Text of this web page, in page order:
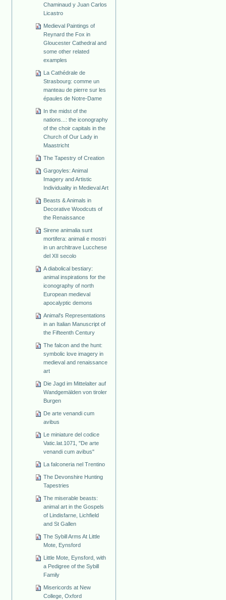
Chaminaud y Juan Carlos
Licastro
Medieval Paintings of
Reynard the Fox in
Gloucester Cathedral and
some other related
examples
La Cathédrale de
Strasbourg: comme un
manteau de pierre sur les
épaules de Notre-Dame
In the midst of the
nations...: the iconography
of the choir capitals in the
Church of Our Lady in
Maastricht
The Tapestry of Creation
Gargoyles: Animal
Imagery and Artistic
Individuality in Medieval Art
Beasts & Animals in
Decorative Woodcuts of
the Renaissance
Sirene animalia sunt
mortifera: animali e mostri
in un architrave Lucchese
del XII secolo
A diabolical bestiary:
animal inspirations for the
iconography of north
European medieval
apocalyptic demons
Animal's Representations
in an Italian Manuscript of
the Fifteenth Century
The falcon and the hunt:
symbolic love imagery in
medieval and renaissance
art
Die Jagd im Mittelalter auf
Wandgemälden von tiroler
Burgen
De arte venandi cum
avibus
Le miniature del codice
Vatic.lat.1071, "De arte
venandi cum avibus"
La falconeria nel Trentino
The Devonshire Hunting
Tapestries
The miserable beasts:
animal art in the Gospels
of Lindisfarne, Lichfield
and St Gallen
The Sybill Arms At Little
Mote, Eynsford
Little Mote, Eynsford, with
a Pedigree of the Sybill
Family
Misericords at New
College, Oxford